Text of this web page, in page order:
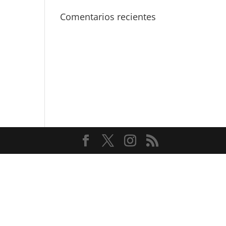
Comentarios recientes